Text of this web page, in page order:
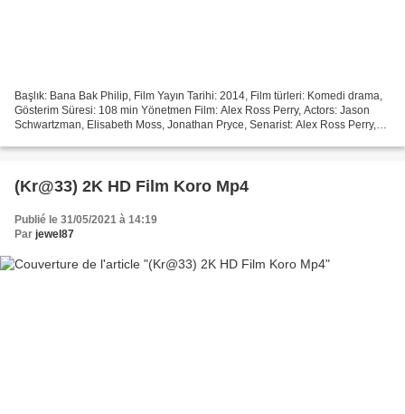
Başlık: Bana Bak Philip, Film Yayın Tarihi: 2014, Film türleri: Komedi drama,
Gösterim Süresi: 108 min Yönetmen Film: Alex Ross Perry, Actors: Jason
Schwartzman, Elisabeth Moss, Jonathan Pryce, Senarist: Alex Ross Perry,
(Kr@33) 2K HD Film Koro Mp4
Publié le 31/05/2021 à 14:19
Par jewel87